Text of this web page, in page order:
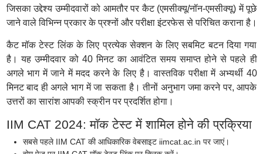
जिसका उद्देश्य उम्मीदवारों को आमतौर पर कैट (एमसीक्यू/नॉन-एमसीक्यू) में पूछे
जाने वाले विभिन्न प्रकार के प्रश्नों और परीक्षा इंटरफेस से परिचित कराना है।
कैट मॉक टेस्ट लिंक के लिए प्रत्येक सेक्शन के लिए सबमिट बटन दिया गया
है। यह उम्मीदवार को 40 मिनट का आवंटित समय समाप्त होने से पहले ही
अगले भाग में जाने में मदद करने के लिए है। वास्तविक परीक्षा में अभ्यर्थी 40
मिनट बाद ही अगले भाग में जा सकता है। तीनों अनुभाग जमा करने पर, आपके
उत्तरों का सारांश आपकी स्क्रीन पर प्रदर्शित होगा।
IIM CAT 2024: मॉक टेस्ट में शामिल होने की प्रक्रिया
सबसे पहले IIM CAT की आधिकारिक वेबसाइट iimcat.ac.in पर जाएं।